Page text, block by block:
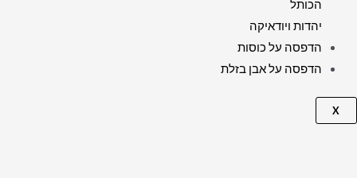
הכותל
יהדות ויודאיקה
הדפסה על כוסות
הדפסה על אבן בזלת
X